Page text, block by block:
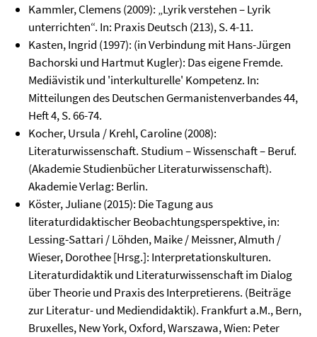
Kammler, Clemens (2009): „Lyrik verstehen – Lyrik
unterrichten“. In: Praxis Deutsch (213), S. 4-11.
Kasten, Ingrid (1997): (in Verbindung mit Hans-Jürgen
Bachorski und Hartmut Kugler): Das eigene Fremde.
Mediävistik und 'interkulturelle' Kompetenz. In:
Mitteilungen des Deutschen Germanistenverbandes 44,
Heft 4, S. 66-74.
Kocher, Ursula / Krehl, Caroline (2008):
Literaturwissenschaft. Studium – Wissenschaft – Beruf.
(Akademie Studienbücher Literaturwissenschaft).
Akademie Verlag: Berlin.
Köster, Juliane (2015): Die Tagung aus
literaturdidaktischer Beobachtungsperspektive, in:
Lessing-Sattari / Löhden, Maike / Meissner, Almuth /
Wieser, Dorothee [Hrsg.]: Interpretationskulturen.
Literaturdidaktik und Literaturwissenschaft im Dialog
über Theorie und Praxis des Interpretierens. (Beiträge
zur Literatur- und Mediendidaktik). Frankfurt a.M., Bern,
Bruxelles, New York, Oxford, Warszawa, Wien: Peter